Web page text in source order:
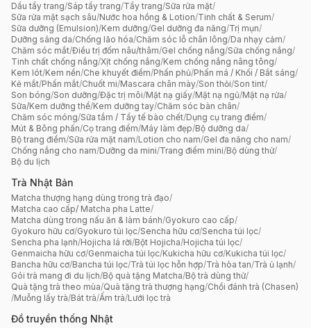
Dầu tẩy trang/Sáp tẩy trang/Tẩy trang/Sữa rửa mặt/
Sữa rửa mặt sạch sâu/Nước hoa hồng & Lotion/Tinh chất & Serum/
Sữa dưỡng (Emulsion)/Kem dưỡng/Gel dưỡng đa năng/Trị mụn/
Dưỡng sáng da/Chống lão hóa/Chăm sóc lỗ chân lông/Da nhạy cảm/
Chăm sóc mắt/Điều trị đốm nâu/thâm/Gel chống nắng/Sữa chống nắng/
Tinh chất chống nắng/Xịt chống nắng/Kem chống nắng nâng tông/
Kem lót/Kem nền/Che khuyết điểm/Phấn phủ/Phấn má / Khối / Bắt sáng/
Kẻ mắt/Phấn mắt/Chuốt mi/Mascara chân mày/Son thỏi/Son tint/
Son bóng/Son dưỡng/Đặc trị môi/Mặt nạ giấy/Mặt nạ ngủ/Mặt nạ rửa/
Sữa/Kem dưỡng thể/Kem dưỡng tay/Chăm sóc bàn chân/
Chăm sóc móng/Sữa tắm / Tẩy tế bào chết/Dụng cụ trang điểm/
Mút & Bông phấn/Cọ trang điểm/Máy làm đẹp/Bộ dưỡng da/
Bộ trang điểm/Sữa rửa mặt nam/Lotion cho nam/Gel đa năng cho nam/
Chống nắng cho nam/Dưỡng da mini/Trang điểm mini/Bộ dùng thử/
Bộ du lịch
Trà Nhật Bản
Matcha thượng hạng dùng trong trà đạo/
Matcha cao cấp/ Matcha pha Latte/
Matcha dùng trong nấu ăn & làm bánh/Gyokuro cao cấp/
Gyokuro hữu cơ/Gyokuro túi lọc/Sencha hữu cơ/Sencha túi lọc/
Sencha pha lạnh/Hojicha lá rời/Bột Hojicha/Hojicha túi lọc/
Genmaicha hữu cơ/Genmaicha túi lọc/Kukicha hữu cơ/Kukicha túi lọc/
Bancha hữu cơ/Bancha túi lọc/Trà túi lọc hỗn hợp/Trà hòa tan/Trà ủ lạnh/
Gói trà mang đi du lịch/Bộ quà tặng Matcha/Bộ trà dùng thử/
Quà tặng trà theo mùa/Quà tặng trà thượng hạng/Chổi đánh trà (Chasen)
/Muỗng lấy trà/Bát trà/Ấm trà/Lưới lọc trà
Đồ truyền thống Nhật